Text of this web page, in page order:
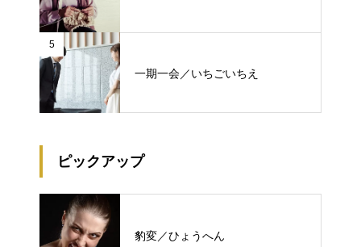
5
一期一会／いちごいちえ
ピックアップ
豹変／ひょうへん